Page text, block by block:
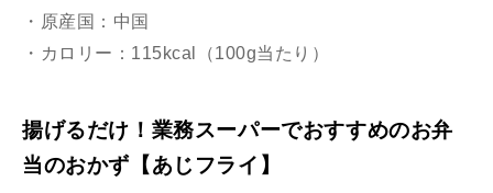
・原産国：中国
・カロリー：115kcal（100g当たり）
揚げるだけ！業務スーパーでおすすめのお弁
当のおかず【あじフライ】